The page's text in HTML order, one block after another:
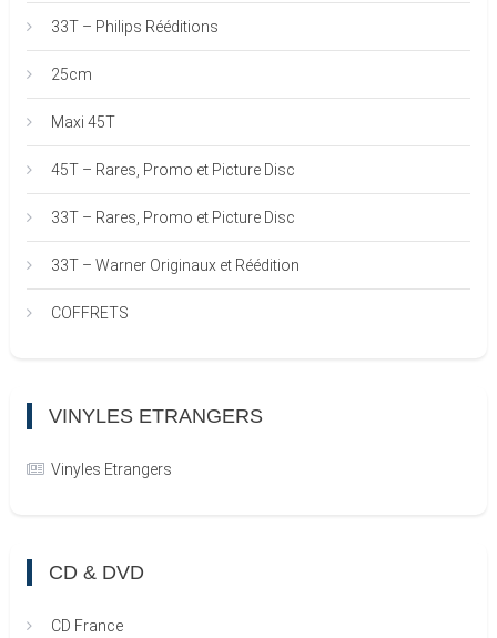
33T – Philips Rééditions
25cm
Maxi 45T
45T – Rares, Promo et Picture Disc
33T – Rares, Promo et Picture Disc
33T – Warner Originaux et Réédition
COFFRETS
VINYLES ETRANGERS
Vinyles Etrangers
CD & DVD
CD France